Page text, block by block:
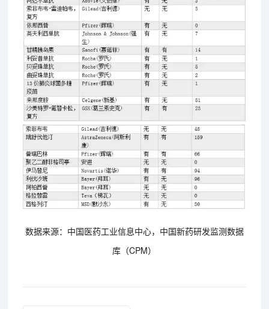
数据来源：中国医药工业信息中心，中国新药研发监测数据
库（CPM）